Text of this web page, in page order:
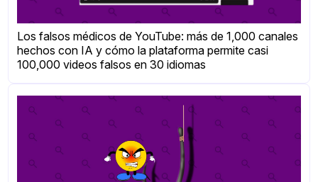
Los falsos médicos de YouTube: más de 1,000 canales
hechos con IA y cómo la plataforma permite casi
100,000 videos falsos en 30 idiomas